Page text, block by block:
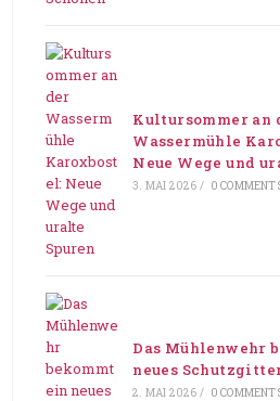
Kultursommer an
Wassermühle
Neue Wege und
3. MAI 2026 / 0
Das Mühlenwehr
neues
2. MAI 2026 / 0